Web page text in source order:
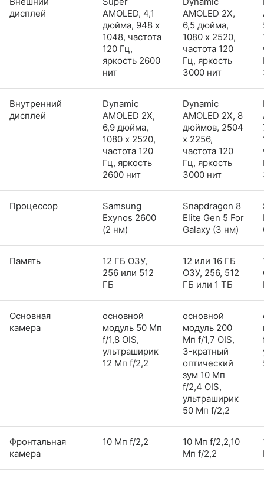
дисплей
AMOLED, 4,1
дюйма, 948 x
1048, частота
120 Гц,
яркость 2600
нит
AMOLED 2X,
6,5 дюйма,
1080 x 2520,
частота 120
Гц, яркость
3000 нит
Внутренний
дисплей
Dynamic
AMOLED 2X,
6,9 дюйма,
1080 x 2520,
частота 120
Гц, яркость
2600 нит
Dynamic
AMOLED 2X, 8
дюймов, 2504
x 2256,
частота 120
Гц, яркость
3000 нит
Процессор
Samsung
Exynos 2600
(2 нм)
Snapdragon 8
Elite Gen 5 For
Galaxy (3 нм)
Память
12 ГБ ОЗУ,
256 или 512
ГБ
12 или 16 ГБ
ОЗУ, 256, 512
ГБ или 1 ТБ
Основная
камера
основной
модуль 50 Мп
f/1,8 OIS,
ультраширик
12 Мп f/2,2
основной
модуль 200
Мп f/1,7 OIS,
3-кратный
оптический
зум 10 Мп
f/2,4 OIS,
ультраширик
50 Мп f/2,2
Фронтальная
камера
10 Мп f/2,2
10 Мп f/2,2,10
Мп f/2,2